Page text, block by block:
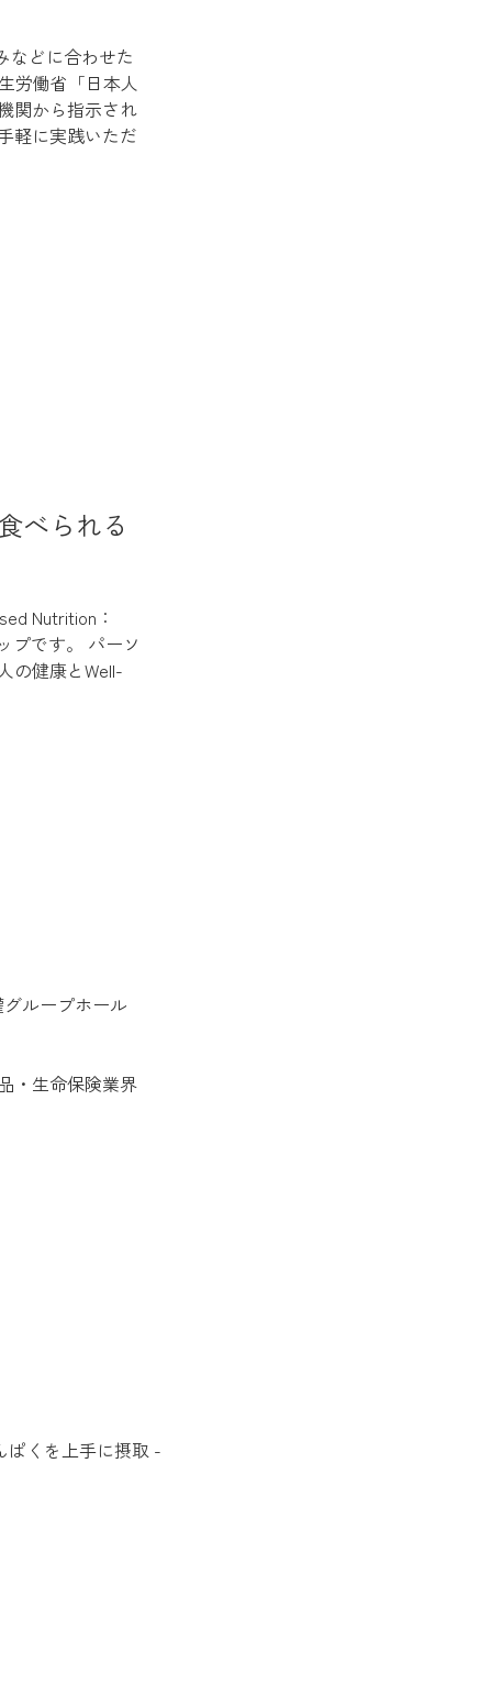
などに合わせた
労働省「日本人
関から指示され
軽に実践いただ
べられる
Nutrition：
プです。 パーソ
の健康とWell-
ループホール
・生命保険業界
ぱくを上手に摂取 -